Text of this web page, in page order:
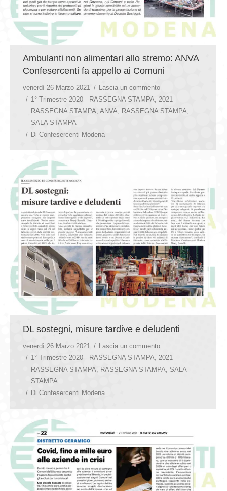
Ambulanti non alimentari allo stremo: ANVA
Confesercenti fa appello ai Comuni
venerdì 26 Marzo 2021
Lascia un commento
1° Trimestre 2020 - RASSEGNA STAMPA, 2021 -
RASSEGNA STAMPA, ANVA, RASSEGNA STAMPA,
SALA STAMPA
Di Confesercenti Modena
DL sostegni, misure tardive e deludenti
venerdì 26 Marzo 2021
Lascia un commento
1° Trimestre 2020 - RASSEGNA STAMPA, 2021 -
RASSEGNA STAMPA, RASSEGNA STAMPA, SALA
STAMPA
Di Confesercenti Modena